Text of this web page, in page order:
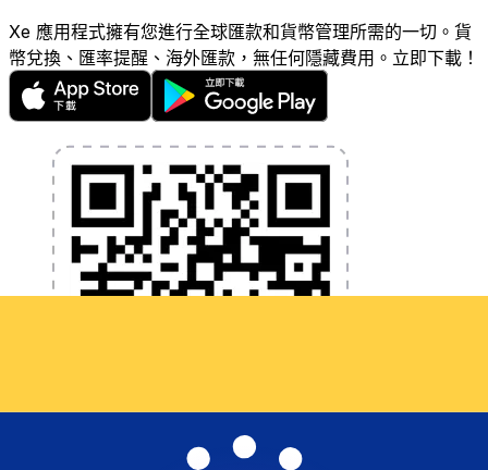
Xe 應用程式擁有您進行全球匯款和貨幣管理所需的一切。貨
幣兌換、匯率提醒、海外匯款，無任何隱藏費用。立即下載！